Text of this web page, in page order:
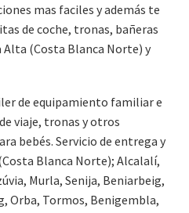
mas faciles y además te
de coche, tronas, bañeras
(Costa Blanca Norte) y
de equipamiento familiar e
viaje, tronas y otros
bebés. Servicio de entrega y
Blanca Norte); Alcalalí,
Murla, Senija, Beniarbeig,
Orba, Tormos, Benigembla,